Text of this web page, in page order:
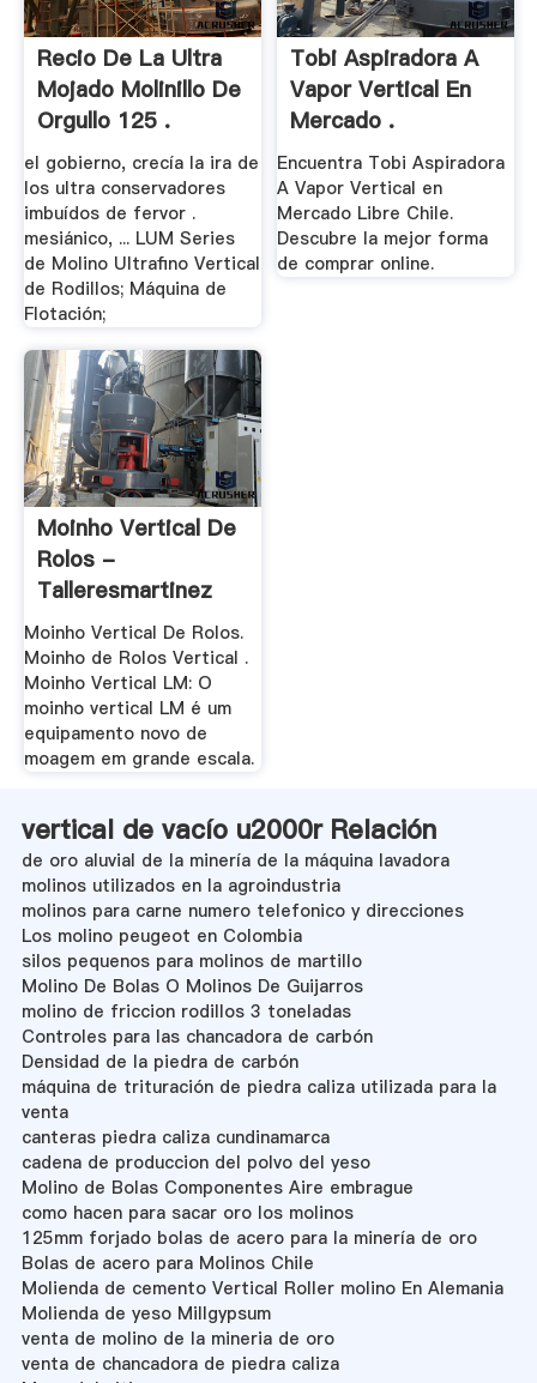
Recio De La Ultra
Mojado Molinillo De
Orgullo 125 .
el gobierno, crecía la ira de
los ultra conservadores
imbuídos de fervor .
mesiánico, ... LUM Series
de Molino Ultrafino Vertical
de Rodillos; Máquina de
Flotación;
Tobi Aspiradora A
Vapor Vertical En
Mercado .
Encuentra Tobi Aspiradora
A Vapor Vertical en
Mercado Libre Chile.
Descubre la mejor forma
de comprar online.
Moinho Vertical De
Rolos -
Talleresmartinez
Moinho Vertical De Rolos.
Moinho de Rolos Vertical .
Moinho Vertical LM: O
moinho vertical LM é um
equipamento novo de
moagem em grande escala.
vertical de vacío u2000r Relación
de oro aluvial de la minería de la máquina lavadora
molinos utilizados en la agroindustria
molinos para carne numero telefonico y direcciones
Los molino peugeot en Colombia
silos pequenos para molinos de martillo
Molino De Bolas O Molinos De Guijarros
molino de friccion rodillos 3 toneladas
Controles para las chancadora de carbón
Densidad de la piedra de carbón
máquina de trituración de piedra caliza utilizada para la
venta
canteras piedra caliza cundinamarca
cadena de produccion del polvo del yeso
Molino de Bolas Componentes Aire embrague
como hacen para sacar oro los molinos
125mm forjado bolas de acero para la minería de oro
Bolas de acero para Molinos Chile
Molienda de cemento Vertical Roller molino En Alemania
Molienda de yeso Millgypsum
venta de molino de la mineria de oro
venta de chancadora de piedra caliza